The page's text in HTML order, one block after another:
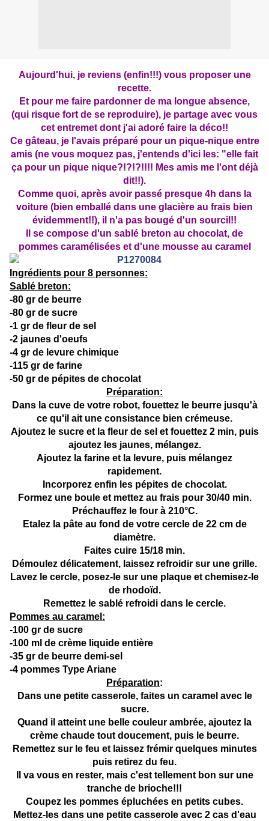
Aujourd'hui, je reviens (enfin!!!) vous proposer une
recette.
Et pour me faire pardonner de ma longue absence,
(qui risque fort de se reproduire), je partage avec vous
cet entremet dont j'ai adoré faire la déco!!
Ce gâteau, je l'avais préparé pour un pique-nique entre
amis (ne vous moquez pas, j'entends d'ici les: "elle fait
ça pour un pique nique?!?!?!!!! Mes amis me l'ont déjà
dit!!).
Comme quoi, après avoir passé presque 4h dans la
voiture (bien emballé dans une glacière au frais bien
évidemment!!), il n'a pas bougé d'un sourcil!!
Il se compose d'un sablé breton au chocolat, de
pommes caramélisées et d'une mousse au caramel
Ingrédients pour 8 personnes:
Sablé breton:
-80 gr de beurre
-80 gr de sucre
-1 gr de fleur de sel
-2 jaunes d'oeufs
-4 gr de levure chimique
-115 gr de farine
-50 gr de pépites de chocolat
Préparation:
Dans la cuve de votre robot, fouettez le beurre jusqu'à
ce qu'il ait une consistance bien crémeuse.
Ajoutez le sucre et la fleur de sel et fouettez 2 min, puis
ajoutez les jaunes, mélangez.
Ajoutez la farine et la levure, puis mélangez
rapidement.
Incorporez enfin les pépites de chocolat.
Formez une boule et mettez au frais pour 30/40 min.
Préchauffez le four à 210°C.
Etalez la pâte au fond de votre cercle de 22 cm de
diamètre.
Faites cuire 15/18 min.
Démoulez délicatement, laissez refroidir sur une grille.
Lavez le cercle, posez-le sur une plaque et chemisez-le
de rhodoïd.
Remettez le sablé refroidi dans le cercle.
Pommes au caramel:
-100 gr de sucre
-100 ml de crème liquide entière
-35 gr de beurre demi-sel
-4 pommes Type Ariane
Préparation:
Dans une petite casserole, faites un caramel avec le
sucre.
Quand il atteint une belle couleur ambrée, ajoutez la
crème chaude tout doucement, puis le beurre.
Remettez sur le feu et laissez frémir quelques minutes
puis retirez du feu.
Il va vous en rester, mais c'est tellement bon sur une
tranche de brioche!!!
Coupez les pommes épluchées en petits cubes.
Mettez-les dans une petite casserole avec 2 cas d'eau